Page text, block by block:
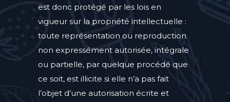
est donc protégé par les lois en
vigueur sur la propriété intellectuelle :
toute représentation ou reproduction
non expressément autorisée, intégrale
ou partielle, par quelque procédé que
ce soit, est illicite si elle n’a pas fait
l’objet d’une autorisation écrite et